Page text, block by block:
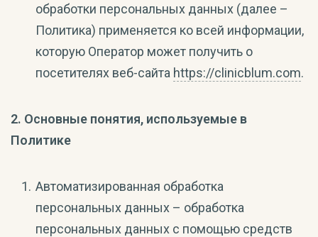
обработки персональных данных (далее –
Политика) применяется ко всей информации,
которую Оператор может получить о
посетителях веб-сайта https://clinicblum.com.
2. Основные понятия, используемые в
Политике
Автоматизированная обработка
персональных данных – обработка
персональных данных с помощью средств